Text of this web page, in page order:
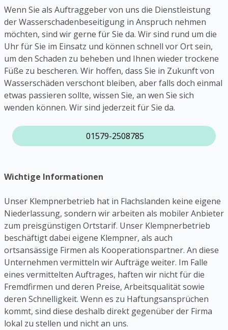
Wenn Sie als Auftraggeber von uns die Dienstleistung
der Wasserschadenbeseitigung in Anspruch nehmen
möchten, sind wir gerne für Sie da. Wir sind rund um die
Uhr für Sie im Einsatz und können schnell vor Ort sein,
um den Schaden zu beheben und Ihnen wieder trockene
Füße zu bescheren. Wir hoffen, dass Sie in Zukunft von
Wasserschäden verschont bleiben, aber falls doch einmal
etwas passieren sollte, wissen Sie, an wen Sie sich
wenden können. Wir sind jederzeit für Sie da.
01579-2508785
Wichtige Informationen
Unser Klempnerbetrieb hat in Flachslanden keine eigene
Niederlassung, sondern wir arbeiten als mobiler Anbieter
zum preisgünstigen Ortstarif. Unser Klempnerbetrieb
beschäftigt dabei eigene Klempner, als auch
ortsansässige Firmen als Kooperationspartner. An diese
Unternehmen vermitteln wir Aufträge weiter. Im Falle
eines vermittelten Auftrages, haften wir nicht für die
Fremdfirmen und deren Preise, Arbeitsqualität sowie
deren Schnelligkeit. Wenn es zu Haftungsansprüchen
kommt, sind diese deshalb direkt gegenüber der Firma
lokal zu stellen und nicht an uns.